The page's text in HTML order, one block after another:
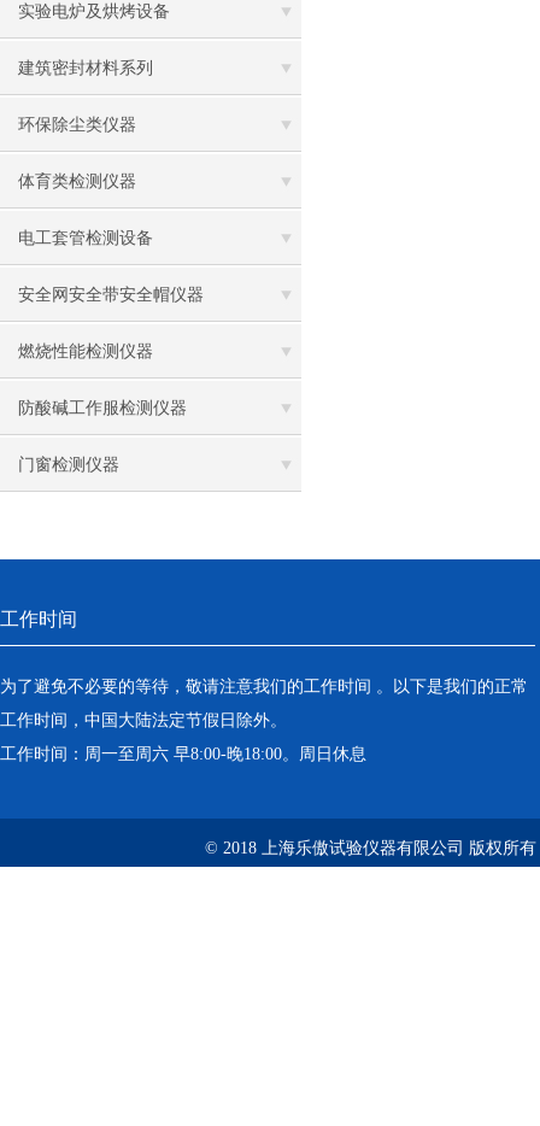
实验电炉及烘烤设备
建筑密封材料系列
环保除尘类仪器
体育类检测仪器
电工套管检测设备
安全网安全带安全帽仪器
燃烧性能检测仪器
防酸碱工作服检测仪器
门窗检测仪器
工作时间
为了避免不必要的等待，敬请注意我们的工作时间 。以下是我们的正常
工作时间，中国大陆法定节假日除外。
工作时间：周一至周六 早8:00-晚18:00。周日休息
© 2018 上海乐傲试验仪器有限公司 版权所